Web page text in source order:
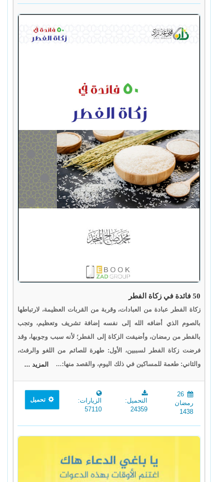
50 فائدة في زكاة الفطر
زكاة الفطر عبادة من العبادات، وقربة من القربات العظيمة، لارتباطها
بالصوم الذي أضافه الله إلى نفسه إضافة تشريف وتعظيم، وتجب
بالفطر من رمضان، وأضيفت الزكاة إلى الفطر؛ لأنه سبب وجوبها، وقد
فرضت زكاة الفطر لسببين، الأول: طهرة للصائم من اللغو والرفث،
والثاني: طعمة للمساكين في ذلك اليوم، والقصد منها:...
المزيد ...
26
رمضان
1438
التحميل:
24359
الزيارات:
57110
تحميل